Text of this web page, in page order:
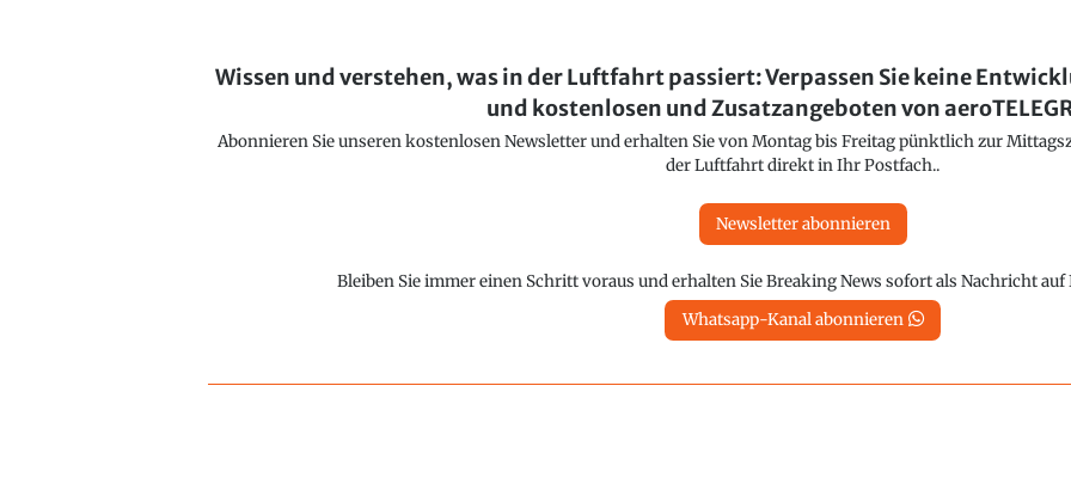
Wissen und verstehen, was in der Luftfahrt passiert: Verpassen Sie keine
und kostenlosen und Zusatzangeboten von
Abonnieren Sie unseren kostenlosen Newsletter und erhalten Sie von Montag bis Freitag pünktlich zur
der Luftfahrt direkt in Ihr Postfach..
Newsletter abonnieren
Bleiben Sie immer einen Schritt voraus und erhalten Sie Breaking News sofort als Nachricht
Whatsapp-Kanal abonnieren